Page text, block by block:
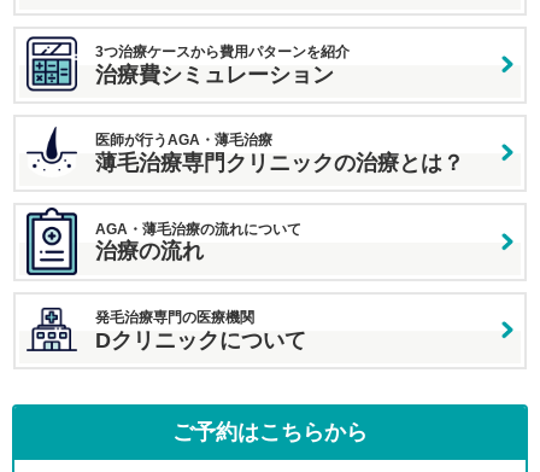
3つ治療ケースから費用パターンを紹介
治療費シミュレーション
医師が行うAGA・薄毛治療
薄毛治療専門クリニックの治療とは？
AGA・薄毛治療の流れについて
治療の流れ
発毛治療専門の医療機関
Dクリニックについて
ご予約はこちらから